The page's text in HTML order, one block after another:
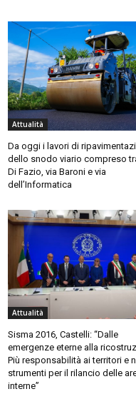
Attualità
Da oggi i lavori di
dello snodo viario compreso
Di Fazio, via Baroni e via
dell’Informatica
Attualità
Sisma 2016, Castelli: “Dalle
emergenze eterne alla
Più responsabilità ai territori e
strumenti per il rilancio delle
interne”